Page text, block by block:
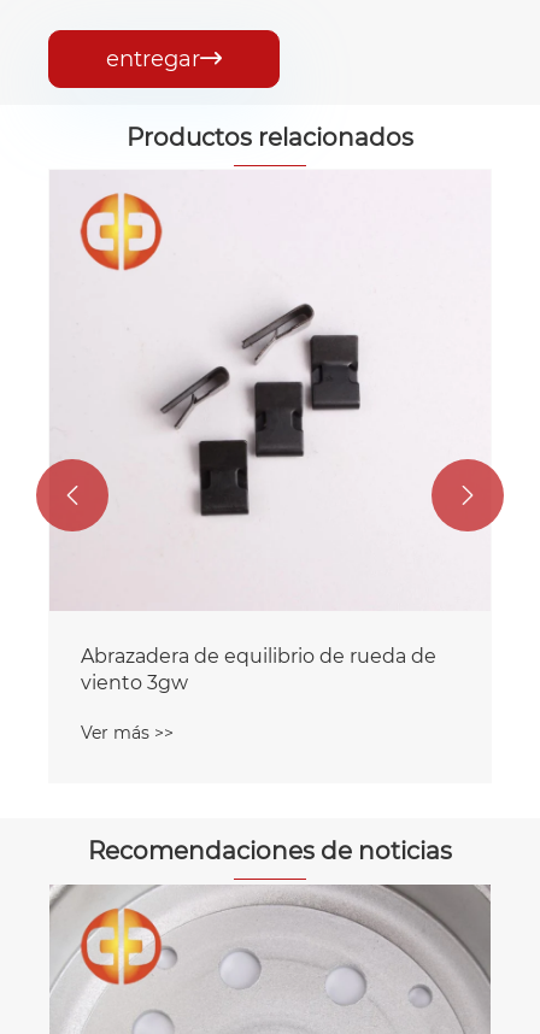
entregar
Productos relacionados
rueda de
Ver más >>
 
Recomendaciones de noticias
Descripción general del clip de balanza.